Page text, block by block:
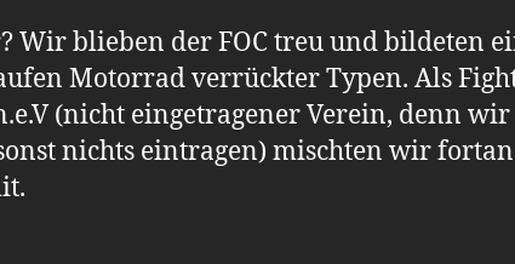
Wir blieben der FOC treu und bildeten
Motorrad verrückter Typen. Als
(nicht eingetragener Verein, denn wir
nichts eintragen) mischten wir